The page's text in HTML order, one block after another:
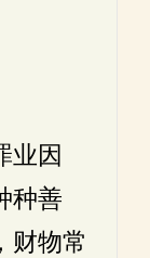
业因
种善
财物常